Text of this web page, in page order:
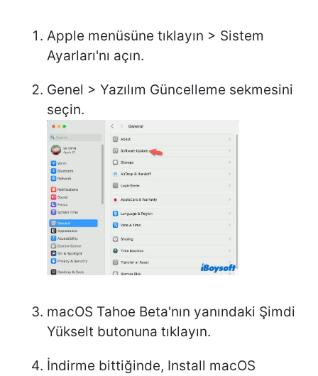
Apple menüsüne tıklayın > Sistem
Ayarları'nı açın.
Genel > Yazılım Güncelleme sekmesini
seçin.
macOS Tahoe Beta'nın yanındaki Şimdi
Yükselt butonuna tıklayın.
İndirme bittiğinde, Install macOS